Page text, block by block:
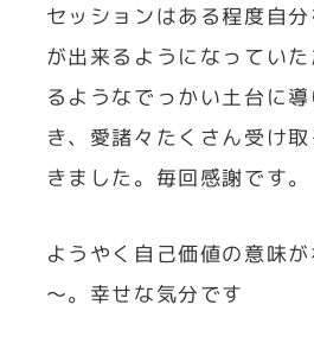
セッションはある程度自
が出来るようになってい
るようなでっかい土台に
き、愛諸々たくさん受け
きました。毎回感謝です。
ようやく自己価値の意味
～。幸せな気分です